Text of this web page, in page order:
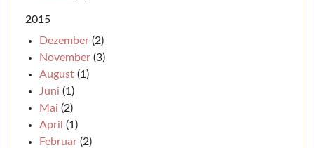
2015
Dezember (2)
November (3)
August (1)
Juni (1)
Mai (2)
April (1)
Februar (2)